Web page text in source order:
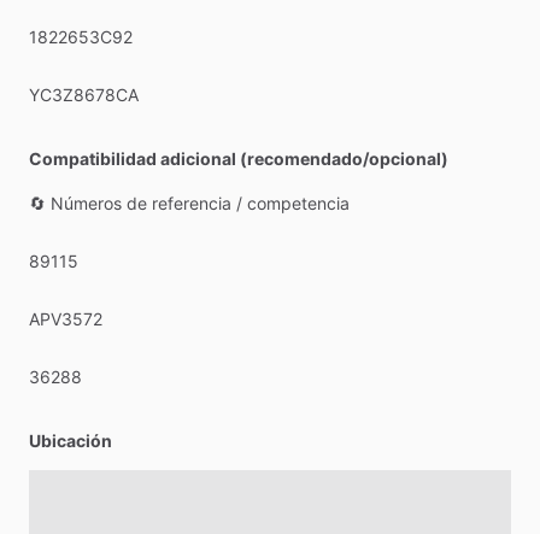
1822653C92
YC3Z8678CA
Compatibilidad adicional (recomendado/opcional)
🔄 Números de referencia ​/​ competencia
89115
APV3572
36288
Ubicación